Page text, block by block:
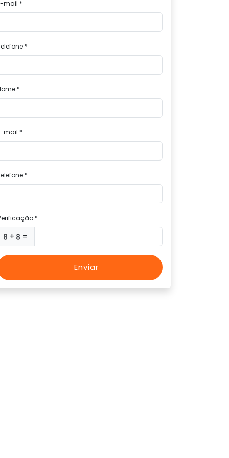
mail *
*
*
mail *
*
*
+ =
Enviar